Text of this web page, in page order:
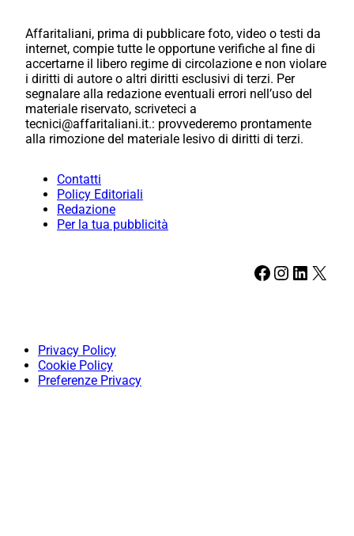
Affaritaliani, prima di pubblicare foto, video o testi da
internet, compie tutte le opportune verifiche al fine di
accertarne il libero regime di circolazione e non violare
i diritti di autore o altri diritti esclusivi di terzi. Per
segnalare alla redazione eventuali errori nell’uso del
materiale riservato, scriveteci a
tecnici@affaritaliani.it.: provvederemo prontamente
alla rimozione del materiale lesivo di diritti di terzi.
Contatti
Policy Editoriali
Redazione
Per la tua pubblicità
Facebook Instagram LinkedIn X
Privacy Policy
Cookie Policy
Preferenze Privacy